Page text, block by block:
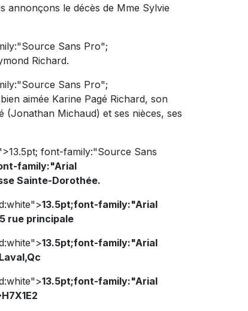
annonçons le décès de Mme Sylvie
Sans Pro";
Richard.
Sans Pro";
aimée Karine Pagé Richard, son
(Jonathan Michaud) et ses nièces, ses
13.5pt; font-family:"Source Sans
family:"Arial
Sainte-Dorothée.
13.5pt;font-family:"Arial
rue principale
13.5pt;font-family:"Arial
13.5pt;font-family:"Arial